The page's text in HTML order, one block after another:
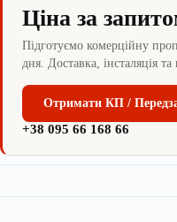
Ціна за
Підготуємо комерційну
дня. Доставка, інсталяція
Отримати КП /
+38 095 66 168 66